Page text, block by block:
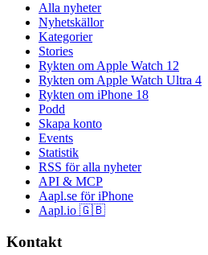
Alla nyheter
Nyhetskällor
Kategorier
Stories
Rykten om Apple Watch 12
Rykten om Apple Watch Ultra 4
Rykten om iPhone 18
Podd
Skapa konto
Events
Statistik
RSS för alla nyheter
API & MCP
Aapl.se för iPhone
Aapl.io 🇬🇧
Kontakt